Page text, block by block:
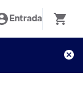
Entrada